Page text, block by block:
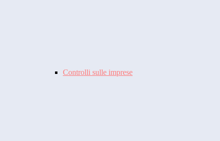
Controlli sulle imprese